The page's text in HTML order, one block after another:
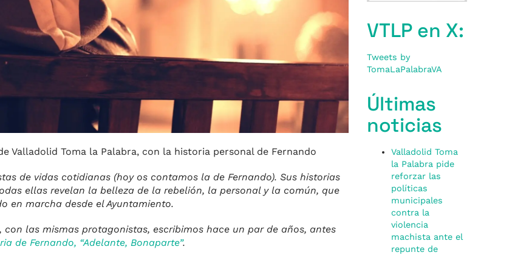
Valladolid Toma la Palabra, con la historia personal de Fernando
de vidas cotidianas (hoy os contamos la de Fernando). Sus historias
ellas revelan la belleza de la rebelión, la personal y la común, que
en marcha desde el Ayuntamiento.
las mismas protagonistas, escribimos hace un par de años, antes
de Fernando, “Adelante, Bonaparte”.
VTLP en X:
Tweets by
TomaLaPalabraVA
Últimas
noticias
Valladolid Toma
la Palabra pide
reforzar las
políticas
municipales
contra la
violencia
machista ante el
repunte de